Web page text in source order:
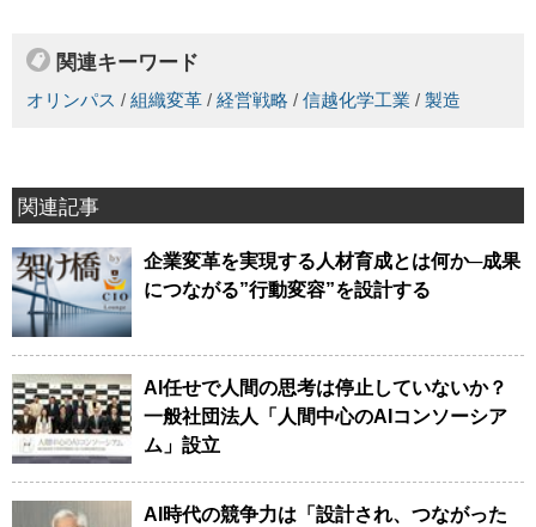
関連キーワード
オリンパス / 組織変革 / 経営戦略 / 信越化学工業 / 製造
関連記事
企業変革を実現する人材育成とは何か─成果
につながる”行動変容”を設計する
AI任せで人間の思考は停止していないか？
一般社団法人「人間中心のAIコンソーシア
ム」設立
AI時代の競争力は「設計され、つながった